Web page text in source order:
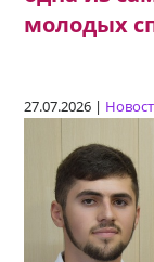
молодых
27.07.2026 |